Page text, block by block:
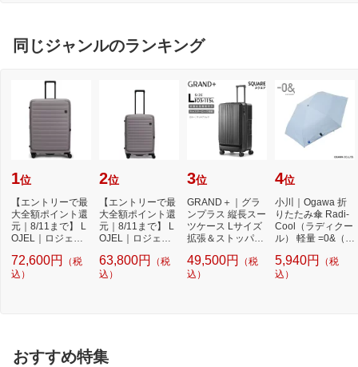
同じジャンルのランキング
1位
【エントリーで最
大全額ポイント還
元｜8/11まで】 L
OJEL｜ロジェー
a...
72,600円
（税
込）
2位
【エントリーで最
大全額ポイント還
元｜8/11まで】 L
OJEL｜ロジェー
e...
63,800円
（税
込）
3位
GRAND＋｜グラ
ンプラス 縦長スー
ツケース Lサイズ
拡張＆ストッパー
荷...
49,500円
（税
込）
4位
小川｜Ogawa 折
りたたみ傘 Radi-
Cool（ラディクー
ル） 軽量 =0&（ゼ
ク...
5,940円
（税
込）
おすすめ特集